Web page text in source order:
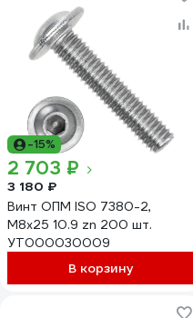
-15%
2 703 ₽
3 180 ₽
Винт ОПМ ISO 7380-2,
М8x25 10.9 zn 200 шт.
УТ000030009
В корзину